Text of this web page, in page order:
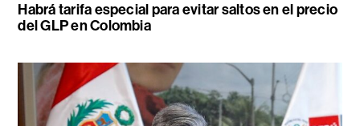
Habrá tarifa especial para evitar saltos en el precio
del GLP en Colombia